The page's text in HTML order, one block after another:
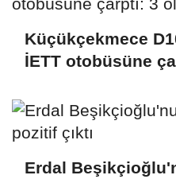
Küçükçekmece
İETT otobüsüne
Erdal